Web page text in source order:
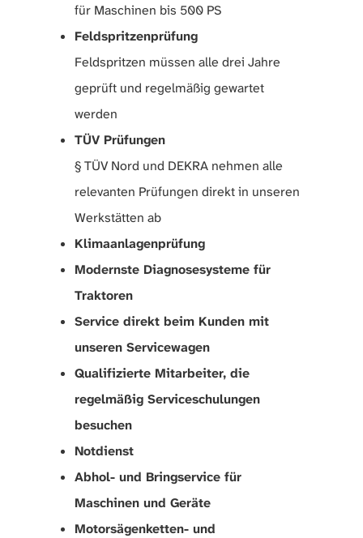
für Maschinen bis 500 PS
Feldspritzenprüfung
Feldspritzen müssen alle drei Jahre
geprüft und regelmäßig gewartet
werden
TÜV Prüfungen
§ TÜV Nord und DEKRA nehmen alle
relevanten Prüfungen direkt in unseren
Werkstätten ab
Klimaanlagenprüfung
Modernste Diagnosesysteme für
Traktoren
Service direkt beim Kunden mit
unseren Servicewagen
Qualifizierte Mitarbeiter, die
regelmäßig Serviceschulungen
besuchen
Notdienst
Abhol- und Bringservice für
Maschinen und Geräte
Motorsägenketten- und